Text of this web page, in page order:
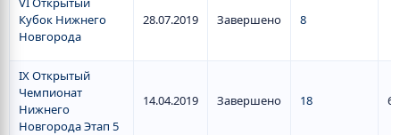
Кубок Нижнего
Новгорода
28.07.2019 Завершено 8
IX Открытый
Чемпионат
Нижнего
Новгорода Этап 5
14.04.2019 Завершено 18 6